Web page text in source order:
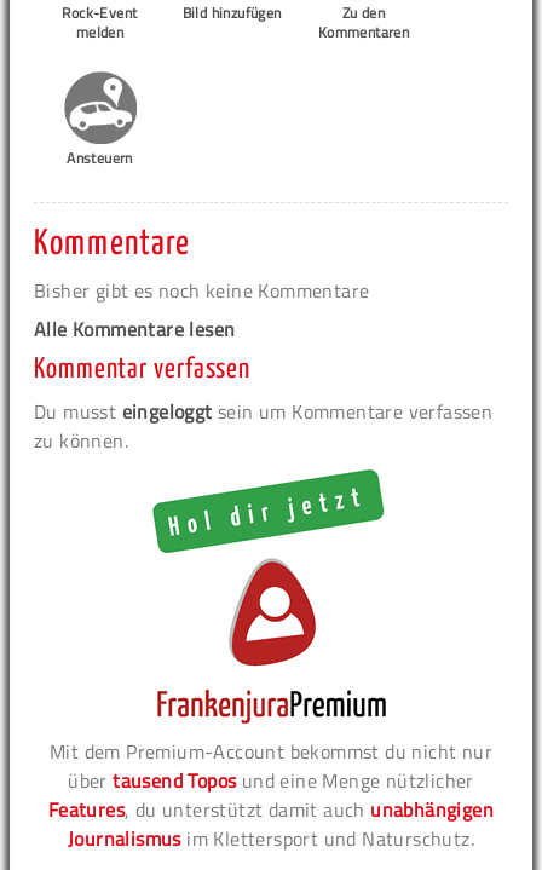
Rock-Event
melden
Bild hinzufügen
Zu den
Kommentaren
Ansteuern
Kommentare
Bisher gibt es noch keine Kommentare
Alle Kommentare lesen
Kommentar verfassen
Du musst eingeloggt sein um Kommentare verfassen
zu können.
Mit dem Premium-Account bekommst du nicht nur
übertausend Toposund eine Menge nützlicher
Features, du unterstützt damit auch unabhängigen
Journalismusim Klettersport und Naturschutz.